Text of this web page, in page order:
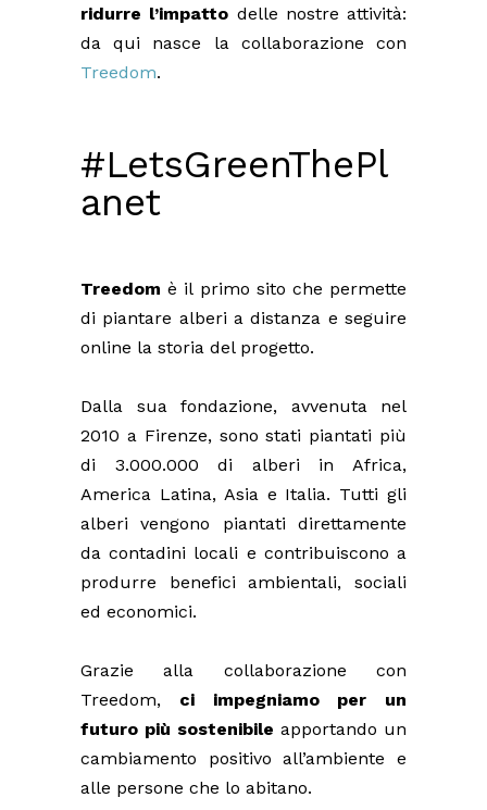
ridurre l’impatto delle nostre attività:
da qui nasce la collaborazione con
Treedom.
#LetsGreenThePl
Anet
Treedom è il primo sito che permette
di piantare alberi a distanza e seguire
online la storia del progetto.
Dalla sua fondazione, avvenuta nel
2010 a Firenze, sono stati piantati più
di 3.000.000 di alberi in Africa,
America Latina, Asia e Italia. Tutti gli
alberi vengono piantati direttamente
da contadini locali e contribuiscono a
produrre benefici ambientali, sociali
ed economici.
Grazie alla collaborazione con
Treedom, ci impegniamo per un
futuro più sostenibile apportando un
cambiamento positivo all’ambiente e
alle persone che lo abitano.